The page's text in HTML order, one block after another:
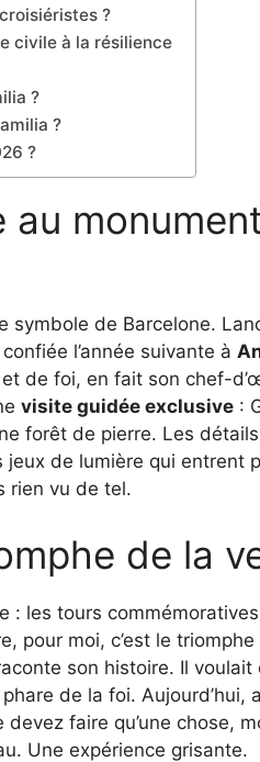
?
civile à la résilience
?
?
?
au monument
symbole de Barcelone.
l’année suivante à
de foi, en fait son chef-
visite guidée exclusive :
forêt de pierre. Les
de lumière qui entrent
rien vu de tel.
de la
: les tours
pour moi, c’est le
son histoire. Il voulait
de la foi. Aujourd’hui,
faire qu’une chose,
Une expérience grisante.